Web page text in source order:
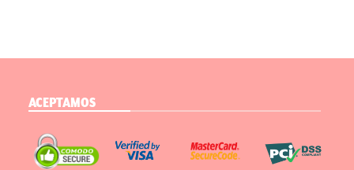
ACEPTAMOS